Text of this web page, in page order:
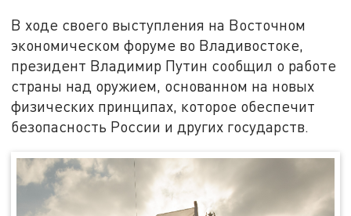
В ходе своего выступления на Восточном
экономическом форуме во Владивостоке,
президент Владимир Путин сообщил о работе
страны над оружием, основанном на новых
физических принципах, которое обеспечит
безопасность России и других государств.